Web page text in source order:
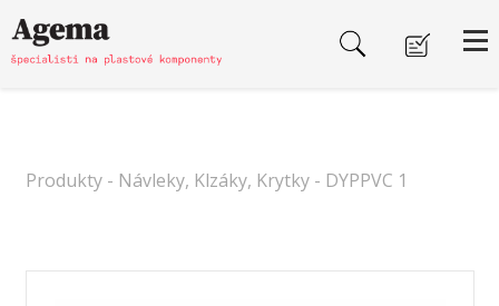
Produkty- Návleky, Klzáky, Krytky- DYPPVC 1